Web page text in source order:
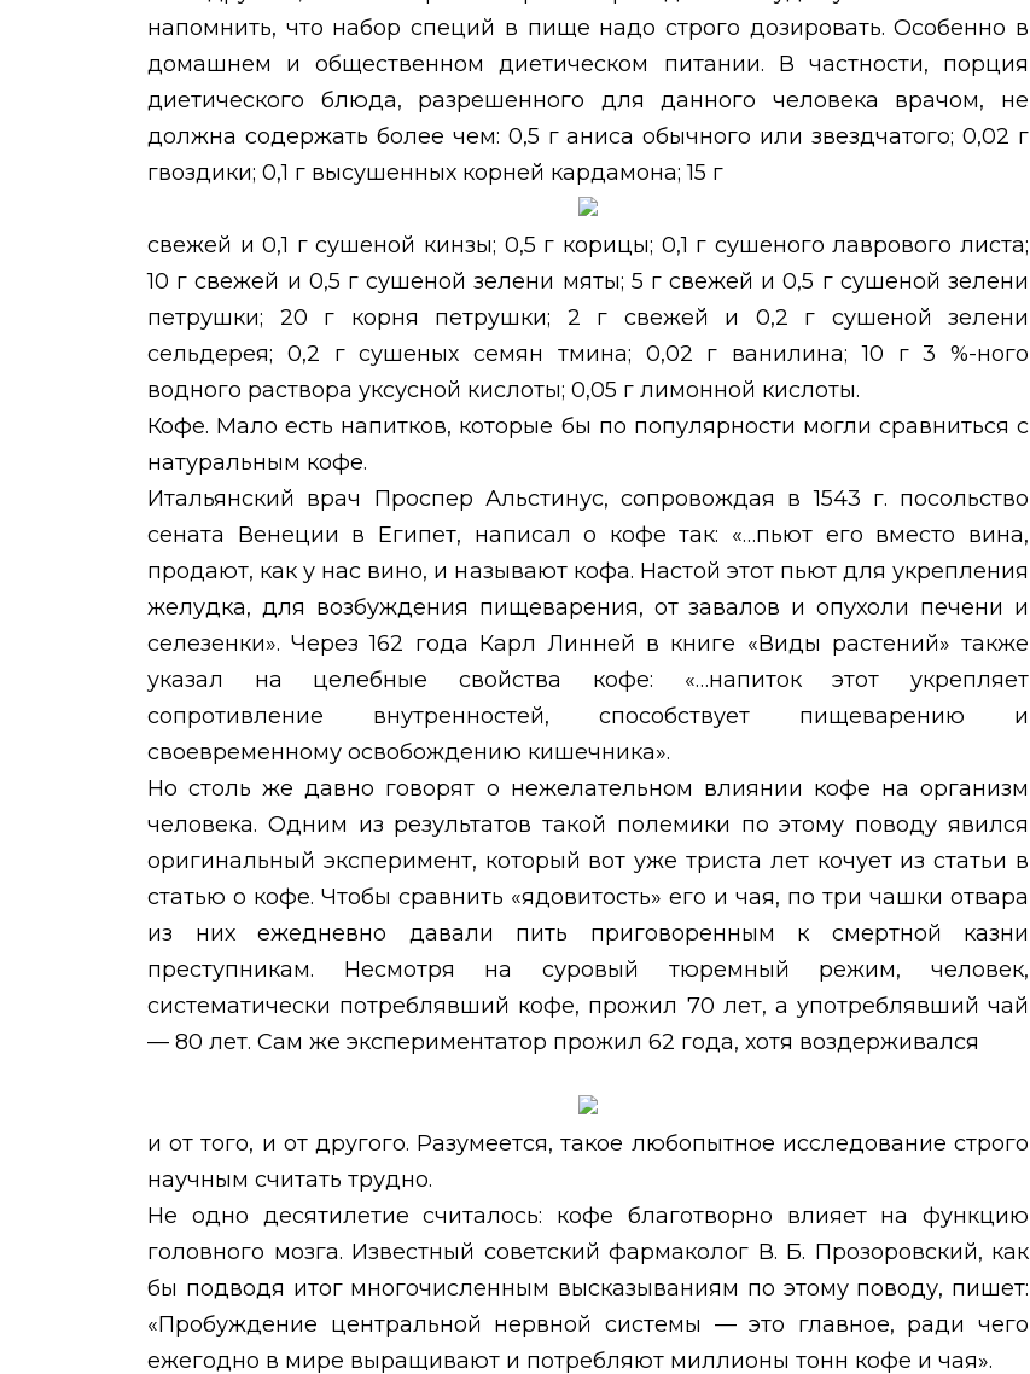
напомнить, что набор специй в пище надо строго дозировать. Особенно в
домашнем и общественном диетическом питании. В частности, порция
диетического блюда, разрешенного для данного человека врачом, не
должна содержать более чем: 0,5 г аниса обычного или звездчатого; 0,02 г
гвоздики; 0,1 г высушенных корней кардамона; 15 г
свежей и 0,1 г сушеной кинзы; 0,5 г корицы; 0,1 г сушеного лаврового листа;
10 г свежей и 0,5 г сушеной зелени мяты; 5 г свежей и 0,5 г сушеной зелени
петрушки; 20 г корня петрушки; 2 г свежей и 0,2 г сушеной зелени
сельдерея; 0,2 г сушеных семян тмина; 0,02 г ванилина; 10 г 3 %-ного
водного раствора уксусной кислоты; 0,05 г лимонной кислоты.
Кофе. Мало есть напитков, которые бы по популярности могли сравниться с
натуральным кофе.
Итальянский врач Проспер Альстинус, сопровождая в 1543 г. посольство
сената Венеции в Египет, написал о кофе так: «…пьют его вместо вина,
продают, как у нас вино, и называют кофа. Настой этот пьют для укрепления
желудка, для возбуждения пищеварения, от завалов и опухоли печени и
селезенки». Через 162 года Карл Линней в книге «Виды растений» также
указал на целебные свойства кофе: «…напиток этот укрепляет
сопротивление внутренностей, способствует пищеварению и
своевременному освобождению кишечника».
Но столь же давно говорят о нежелательном влиянии кофе на организм
человека. Одним из результатов такой полемики по этому поводу явился
оригинальный эксперимент, который вот уже триста лет кочует из статьи в
статью о кофе. Чтобы сравнить «ядовитость» его и чая, по три чашки отвара
из них ежедневно давали пить приговоренным к смертной казни
преступникам. Несмотря на суровый тюремный режим, человек,
систематически потреблявший кофе, прожил 70 лет, а употреблявший чай
— 80 лет. Сам же экспериментатор прожил 62 года, хотя воздерживался
и от того, и от другого. Разумеется, такое любопытное исследование строго
научным считать трудно.
Не одно десятилетие считалось: кофе благотворно влияет на функцию
головного мозга. Известный советский фармаколог В. Б. Прозоровский, как
бы подводя итог многочисленным высказываниям по этому поводу, пишет:
«Пробуждение центральной нервной системы — это главное, ради чего
ежегодно в мире выращивают и потребляют миллионы тонн кофе и чая».